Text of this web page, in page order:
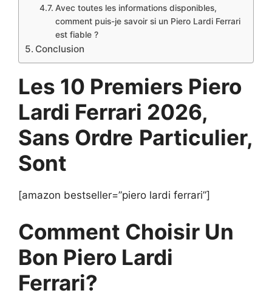
Avec toutes les informations disponibles,
comment puis-je savoir si un Piero Lardi Ferrari
est fiable ?
Conclusion
Les 10 Premiers Piero
Lardi Ferrari 2026,
Sans Ordre Particulier,
Sont
[amazon bestseller=”piero lardi ferrari”]
Comment Choisir Un
Bon Piero Lardi
Ferrari?